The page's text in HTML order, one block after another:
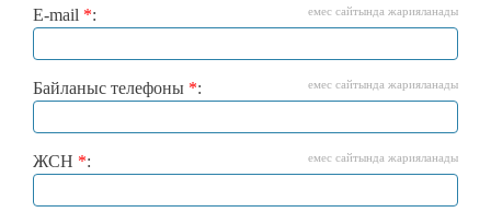
E-mail *: емес сайтында жарияланады
Байланыс телефоны *: емес сайтында жарияланады
ЖСН *: емес сайтында жарияланады